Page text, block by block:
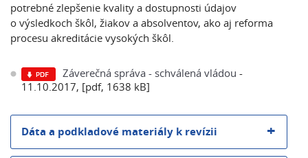
potrebné zlepšenie kvality a dostupnosti údajov
o výsledkoch škôl, žiakov a absolventov, ako aj reforma
procesu akreditácie vysokých škôl.
Záverečná správa - schválená vládou -
11.10.2017, [pdf, 1638 kB]
Dáta a podkladové materiály k revízii